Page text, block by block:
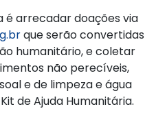
é arrecadar doações via
que serão convertidas
humanitário, e coletar
não perecíveis,
e de limpeza e água
de Ajuda Humanitária.